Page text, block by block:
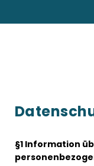
§1 Information